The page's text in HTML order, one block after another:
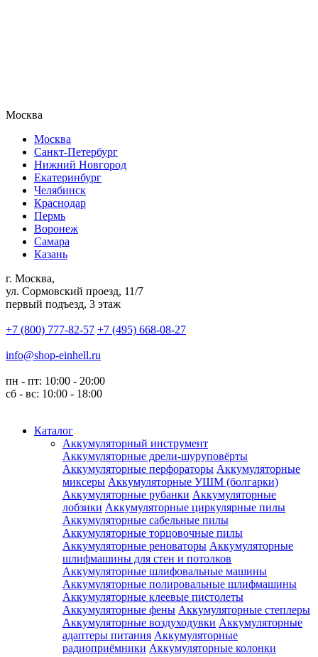
Москва
Москва
Санкт-Петербург
Нижний Новгород
Екатеринбург
Челябинск
Краснодар
Пермь
Воронеж
Самара
Казань
г. Москва,
ул. Сормовский проезд, 11/7
первый подъезд, 3 этаж
+7 (800) 777-82-57 +7 (495) 668-08-27
info@shop-einhell.ru
пн - пт: 10:00 - 20:00
сб - вс: 10:00 - 18:00
Каталог
Аккумуляторный инструмент
Аккумуляторные дрели-шуруповёрты
Аккумуляторные перфораторы Аккумуляторные
миксеры Аккумуляторные УШМ (болгарки)
Аккумуляторные рубанки Аккумуляторные
лобзики Аккумуляторные циркулярные пилы
Аккумуляторные сабельные пилы
Аккумуляторные торцовочные пилы
Аккумуляторные реноваторы Аккумуляторные
шлифмашины для стен и потолков
Аккумуляторные шлифовальные машины
Аккумуляторные полировальные шлифмашины
Аккумуляторные клеевые пистолеты
Аккумуляторные фены Аккумуляторные степлеры
Аккумуляторные воздуходувки Аккумуляторные
адаптеры питания Аккумуляторные
радиоприёмники Аккумуляторные колонки